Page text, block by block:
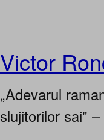
Victor
„Adevarul
slujitorilor sai"